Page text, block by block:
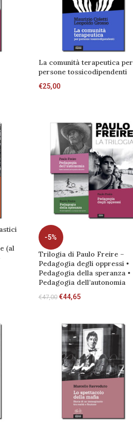
La comunità terapeutica per
persone tossicodipendenti
€25,00
(al
-5%
Trilogia di Paulo Freire –
Pedagogia degli oppressi •
Pedagogia della speranza •
Pedagogia dell’autonomia
€47,00 €44,65